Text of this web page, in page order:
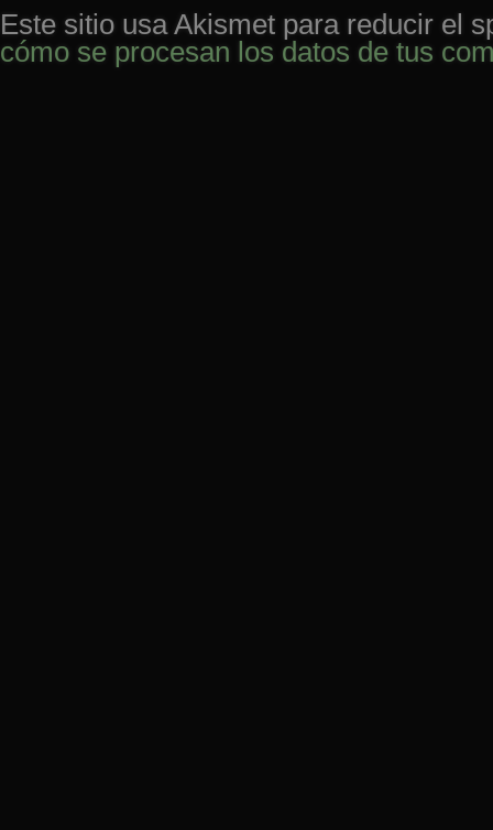
Este sitio usa Akismet para reducir el
cómo se procesan los datos de tus